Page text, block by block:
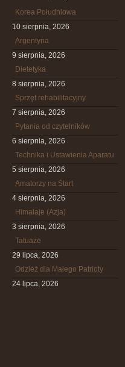
Korea Południowa
10 sierpnia, 2026
Argentyna
9 sierpnia, 2026
Dietetyka
8 sierpnia, 2026
Sprzęt rehabilitacyjny
7 sierpnia, 2026
Pytania od czytelników
6 sierpnia, 2026
Technika i Ustawienia Aparatu
5 sierpnia, 2026
Amatorzy na Start
4 sierpnia, 2026
Himalaje (Azja)
3 sierpnia, 2026
Tatuaże
29 lipca, 2026
Odzież dla Małego Patrioty
24 lipca, 2026